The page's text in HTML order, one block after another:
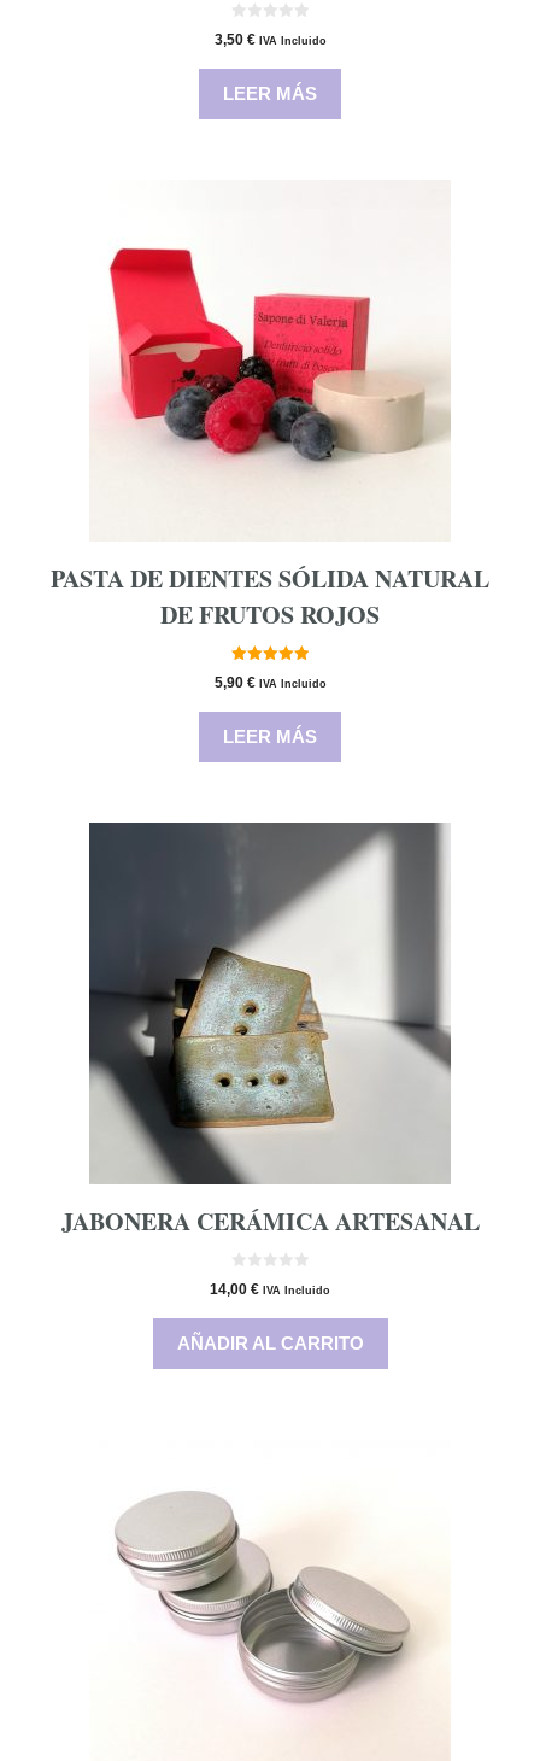
0
d
3,50 € IVA Incluido
LEER MÁS
PASTA DE DIENTES SÓLIDA NATURAL
DE FRUTOS ROJOS
de 5
5,90 € IVA Incluido
LEER MÁS
JABONERA CERÁMICA ARTESANAL
0
d
14,00 € IVA Incluido
AÑADIR AL CARRITO